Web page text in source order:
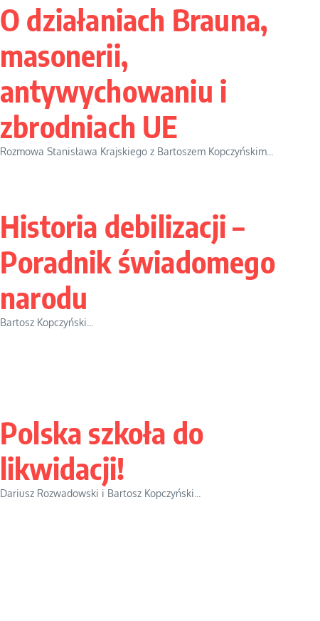
O działaniach Brauna,
masonerii,
antywychowaniu i
zbrodniach UE
Rozmowa Stanisława Krajskiego z Bartoszem Kopczyńskim...
Historia debilizacji –
Poradnik świadomego
narodu
Bartosz Kopczyński...
Polska szkoła do
likwidacji!
Dariusz Rozwadowski i Bartosz Kopczyński...